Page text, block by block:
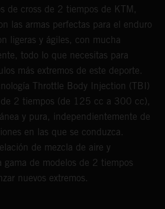
de cross de 2 tiempos de KTM,
las armas perfectas para el enduro
ligeras y ágiles, con mucha
todo lo que necesitas para
más extremos de este deporte.
Throttle Body Injection (TBI)
de 2 tiempos (de 125 cc a 300 cc),
y pura, independientemente de
en las que se conduzca.
de mezcla de aire y
gama de modelos de 2 tiempos
nuevos extremos.